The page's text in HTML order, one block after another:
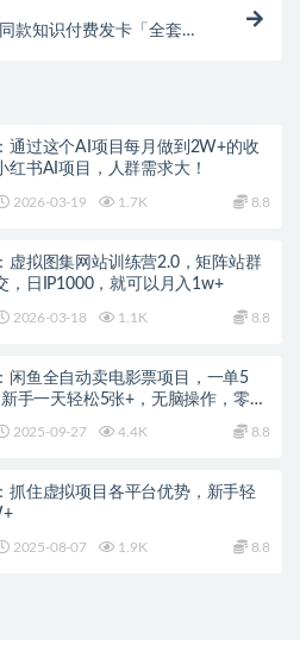
款知识付费发卡「全套源
通过这个AI项目每月做到2W+的收
红书AI项目，人群需求大！
2026-03-19 1.7K 8.8
虚拟图集网站训练营2.0，矩阵站群
，日IP1000，就可以月入1w+
2026-03-18 1.1K 8.8
闲鱼全自动卖电影票项目，一单5
手一天轻松5张+，无脑操作，零投
2025-09-27 4.4K 8.8
抓住虚拟项目各平台优势，新手轻
2025-08-07 1.9K 8.8